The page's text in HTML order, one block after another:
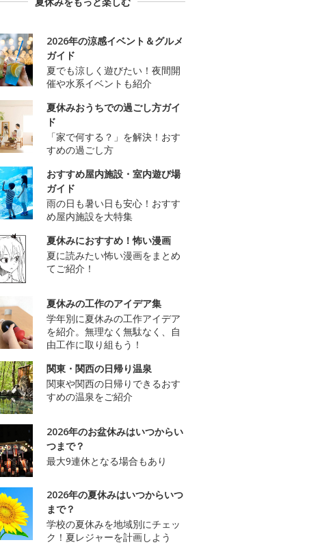
2026年の涼感イベント＆グルメ
ガイド
夏でも涼しく遊びたい！夜間開
催や水系イベントも紹介
夏休みおうちでの過ごし方ガイ
ド
「家で何する？」を解決！おす
すめの過ごし方
おすすめ屋内施設・室内遊び場
ガイド
雨の日も暑い日も安心！おすす
め屋内施設を大特集
夏休みにおすすめ！怖い漫画
夏に読みたい怖い漫画をまとめ
てご紹介！
夏休みの工作のアイデア集
学年別に夏休みの工作アイデア
を紹介。無理なく無駄なく、自
由工作に取り組もう！
関東・関西の日帰り温泉
関東や関西の日帰りできるおす
すめの温泉をご紹介
2026年のお盆休みはいつからい
つまで？
最大9連休となる場合もあり
2026年の夏休みはいつからいつ
まで？
学校の夏休みを地域別にチェッ
ク！夏レジャーを計画しよう